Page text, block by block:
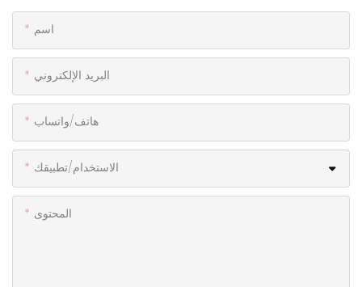
اسم
البريد الإلكتروني
هاتف/واتساب
الاستخدام/تطبيقك
المحتوى